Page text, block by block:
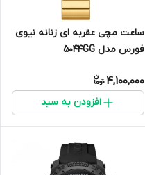
ساعت مچی عقربه ای زنانه نیوی
فورس مدل 5044GG
4,100,000
افزودن به سبد